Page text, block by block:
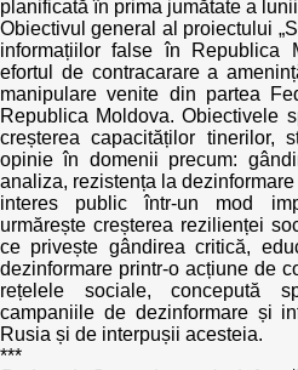
planificată în prima jumătate a
Obiectivul general al proiectului
informațiilor false în Republica
efortul de contracarare a
manipulare venite din partea
Republica Moldova. Obiectivele
creșterea capacităților tinerilor,
opinie în domenii precum:
analiza, rezistența la
interes public într-un mod
urmărește creșterea rezilienței
ce privește gândirea critică,
dezinformare printr-o acțiune de
rețelele sociale, concepută
campaniile de dezinformare și
Rusia și de interpușii acesteia.
***